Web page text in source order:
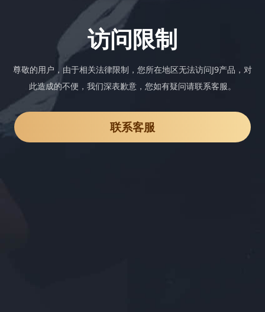
访问限制
尊敬的用户，由于相关法律限制，您所在地区无法访问J9产品，对
此造成的不便，我们深表歉意，您如有疑问请联系客服。
联系客服